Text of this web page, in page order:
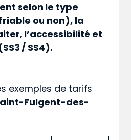
selon le type
ou non), la
l’accessibilité et
/ SS4).
exemples de tarifs
Fulgent-des-